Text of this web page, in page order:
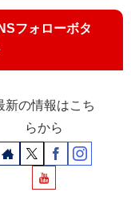
取
ら
イ
ブ
信
ま
フォローボタ
新の情報はこち
らから